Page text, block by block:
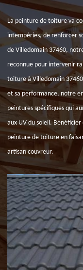
La peinture de toiture va
intempéries, de renforcer
de Villedomain 37460,
reconnue pour intervenir
toiture à Villedomain
et sa performance, notre
peintures spécifiques qui
aux UV du soleil.
peinture de toiture en
artisan couvreur.